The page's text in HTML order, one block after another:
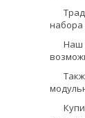
набора
Наш